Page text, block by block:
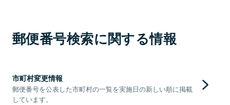
郵便番号検索に関する情報
市町村変更情報
郵便番号を公表した市町村の一覧を実施日の新しい順に掲載
しています。